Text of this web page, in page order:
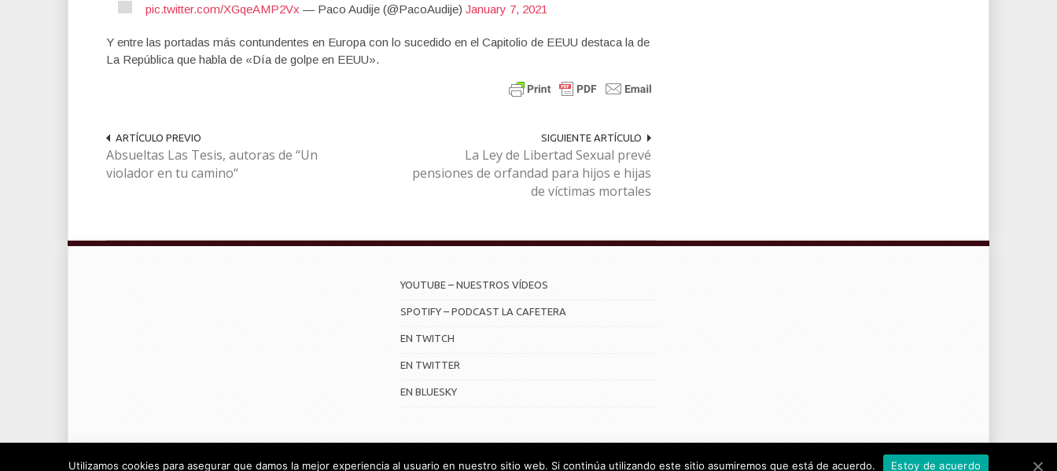
pic.twitter.com/XGqeAMP2Vx — Paco Audije (@PacoAudije) January 7, 2021
Y entre las portadas más contundentes en Europa con lo sucedido en el Capitolio de EEUU destaca la de
La República que habla de «Día de golpe en EEUU».
ARTÍCULO PREVIO
Absueltas Las Tesis, autoras de “Un
violador en tu camino“
SIGUIENTE ARTÍCULO
La Ley de Libertad Sexual prevé
pensiones de orfandad para hijos e hijas
de víctimas mortales
YOUTUBE – NUESTROS VÍDEOS
SPOTIFY – PODCAST LA CAFETERA
EN TWITCH
EN TWITTER
EN BLUESKY
© Radiocable en Internet S.L. CONTRATO DE SERVICIOS Y POLÍTICA DE PRIVACIDAD
Utilizamos cookies para asegurar que damos la mejor experiencia al usuario en nuestro sitio web. Si continúa utilizando este sitio asumiremos que está de acuerdo. Estoy de acuerdo